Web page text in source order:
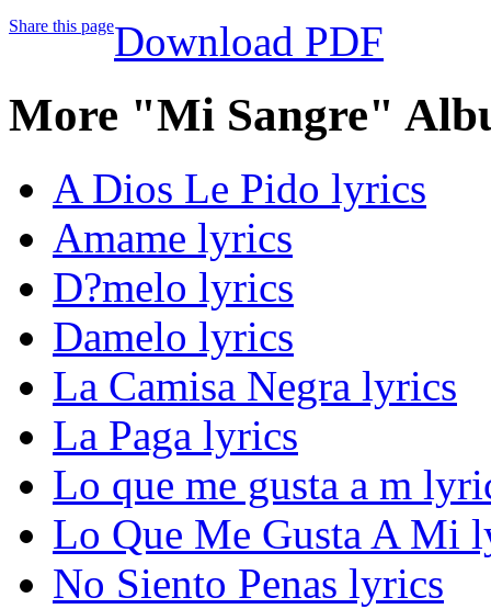
Share this pageDownload PDF
More "Mi Sangre"
A Dios Le Pido lyrics
Amame lyrics
D?melo lyrics
Damelo lyrics
La Camisa Negra lyrics
La Paga lyrics
Lo que me gusta a m
Lo Que Me Gusta A Mi
No Siento Penas lyrics